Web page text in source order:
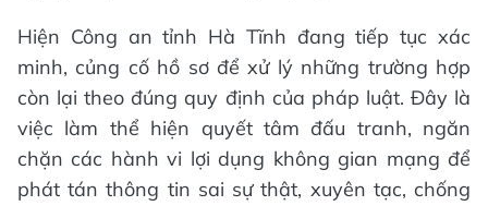
Hiện Công an tỉnh Hà Tĩnh đang tiếp tục xác
minh, củng cố hồ sơ để xử lý những trường hợp
còn lại theo đúng quy định của pháp luật. Đây là
việc làm thể hiện quyết tâm đấu tranh, ngăn
chặn các hành vi lợi dụng không gian mạng để
phát tán thông tin sai sự thật, xuyên tạc, chống